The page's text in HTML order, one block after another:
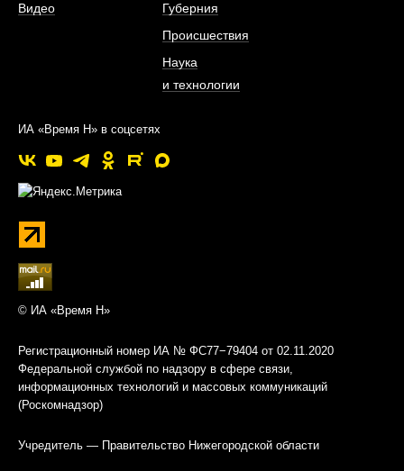
Видео
Губерния
Происшествия
Наука
и технологии
ИА «Время Н» в соцсетях
© ИА «Время Н»
Регистрационный номер ИА № ФС77−79404 от 02.11.2020
Федеральной службой по надзору в сфере связи,
информационных технологий и массовых коммуникаций
(Роскомнадзор)
Учредитель — Правительство Нижегородской области